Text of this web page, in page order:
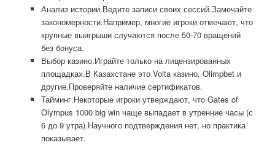
Анализ истории.Ведите записи своих сессий.Замечайте
закономерности.Например, многие игроки отмечают, что
крупные выигрыши случаются после 50-70 вращений
без бонуса.
Выбор казино.Играйте только на лицензированных
площадках.В Казахстане это Volta казино, Olimpbet и
другие.Проверяйте наличие сертификатов.
Тайминг.Некоторые игроки утверждают, что Gates of
Olympus 1000 big win чаще выпадает в утренние часы (с
6 до 9 утра).Научного подтверждения нет, но практика
показывает.